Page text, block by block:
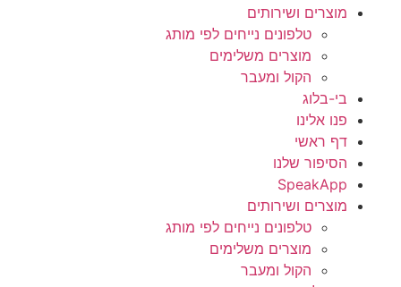
מוצרים ושירותים
טלפונים נייחים לפי מותג
מוצרים משלימים
הקול ומעבר
בי-בלוג
פנו אלינו
דף ראשי
הסיפור שלנו
SpeakApp
מוצרים ושירותים
טלפונים נייחים לפי מותג
מוצרים משלימים
הקול ומעבר